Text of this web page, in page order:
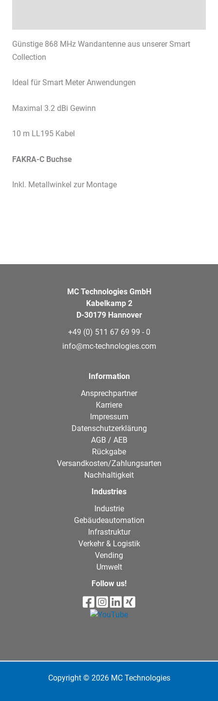
Günstige 868 MHz Wandantenne aus unserer Smart
Collection
Ideal für Smart Meter Anwendungen
Maximal 3.2 dBi Gewinn
10 m LL195 Kabel
FAKRA-C Buchse
Inkl. Metallwinkel zur Montage
MC Technologies GmbH
Kabelkamp 2
D-30179 Hannover
+49 (0) 511 67 69 99 - 0
info@mc-technologies.com
Information
Ansprechpartner
Karriere
Impressum
Datenschutzerklärung
AGB / AEB
Rückgabe
Versandkosten/Zahlungsarten
Nachhaltigkeit
Industries
Industrie
Gebäudeautomation
Infrastruktur
Verkehr & Logistik
Vending
Umwelt
Follow us!
Copyright © 2026 MC Technologies